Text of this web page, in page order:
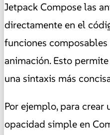
Jetpack Compose las
directamente en el
funciones
animación. Esto
una sintaxis más
Por ejemplo, para crear
opacidad simple en